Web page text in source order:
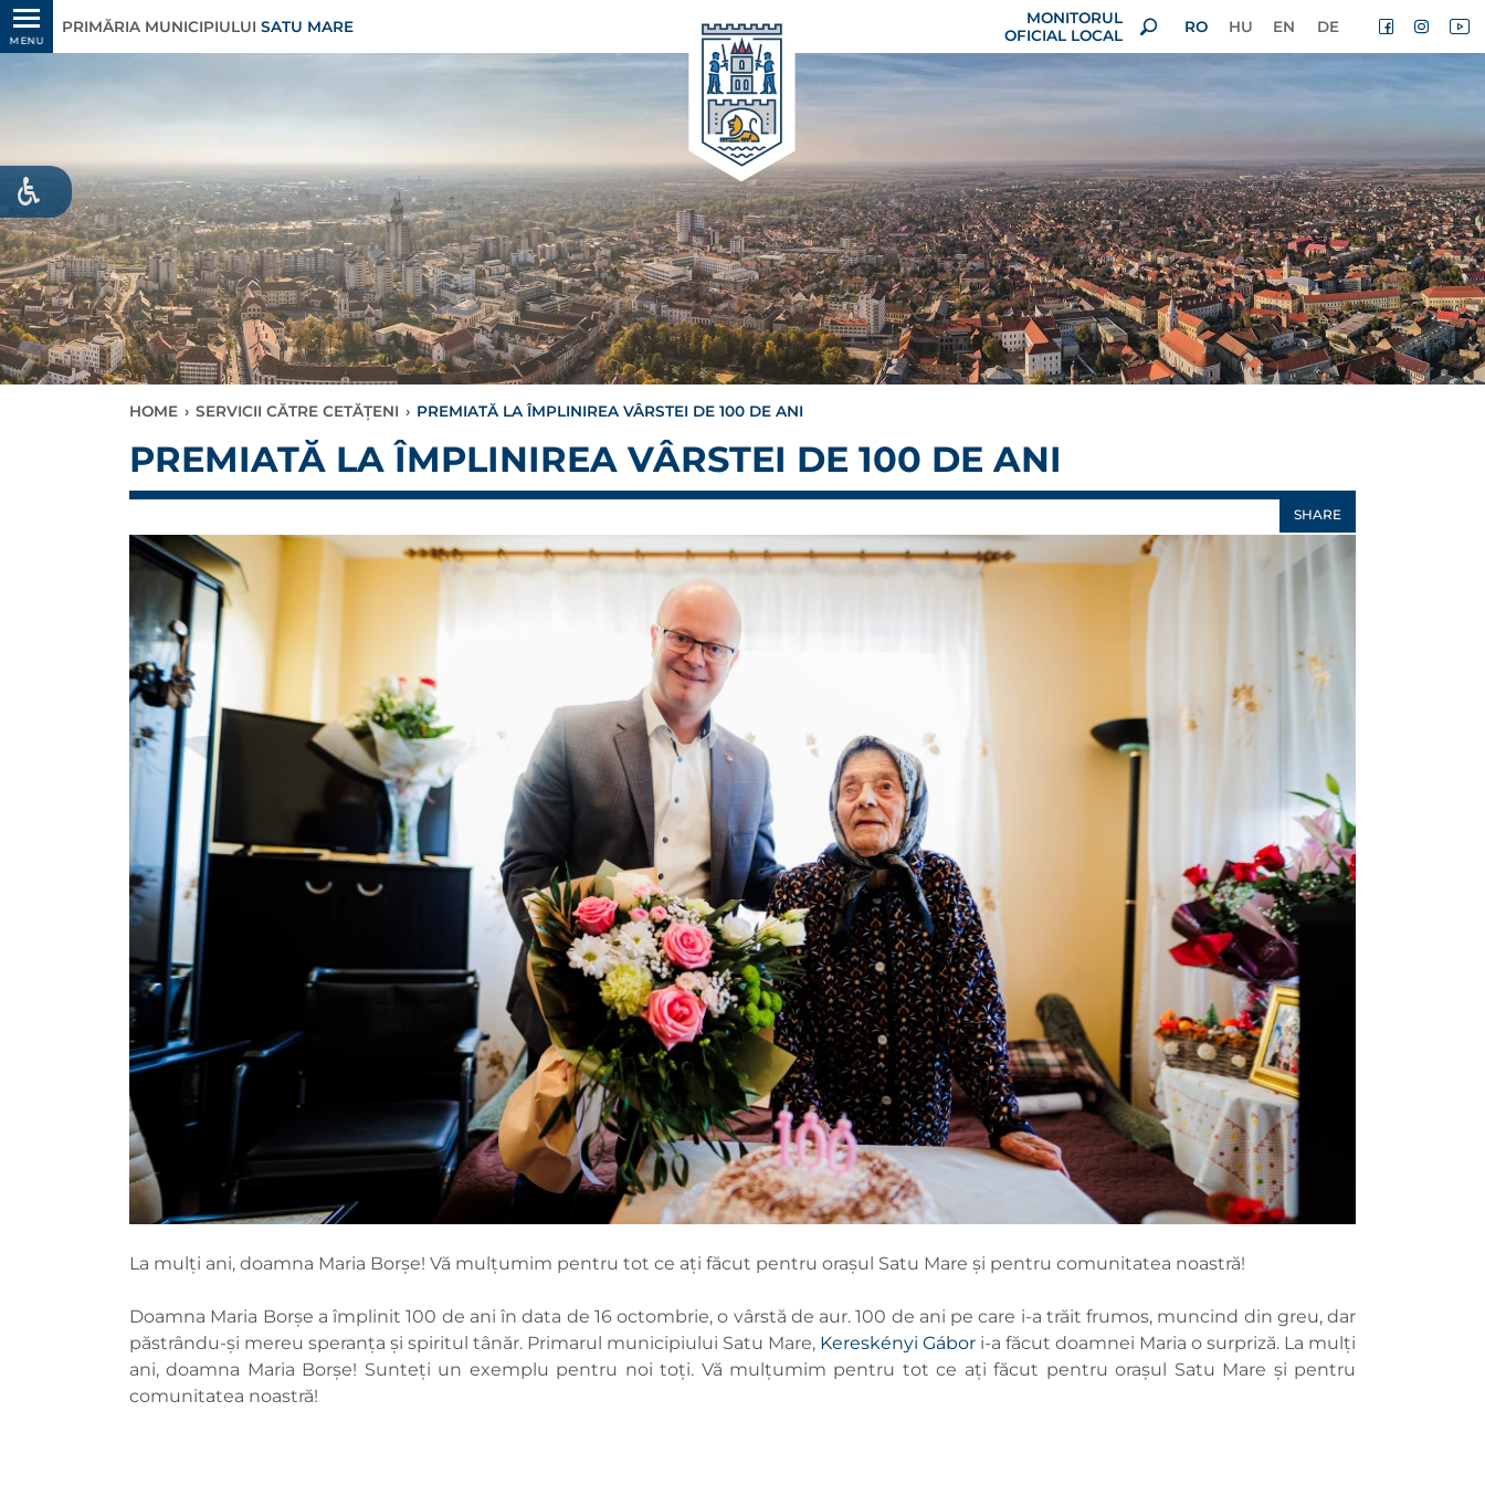
MENU
PRIMĂRIA MUNICIPIULUI SATU MARE
MONITORUL
OFICIAL LOCAL
RO HU EN DE
HOME › SERVICII CĂTRE CETĂȚENI › PREMIATĂ LA ÎMPLINIREA VÂRSTEI DE 100 DE ANI
PREMIATĂ LA ÎMPLINIREA VÂRSTEI DE 100 DE ANI
SHARE
La mulți ani, doamna Maria Borșe! Vă mulțumim pentru tot ce ați făcut pentru orașul Satu Mare și pentru comunitatea noastră!
Doamna Maria Borșe a împlinit 100 de ani în data de 16 octombrie, o vârstă de aur. 100 de ani pe care i-a trăit frumos, muncind din greu, dar
păstrându-și mereu speranța și spiritul tânăr. Primarul municipiului Satu Mare, Kereskényi Gábor i-a făcut doamnei Maria o surpriză. La mulți
ani, doamna Maria Borșe! Sunteți un exemplu pentru noi toți. Vă mulțumim pentru tot ce ați făcut pentru orașul Satu Mare și pentru
comunitatea noastră!